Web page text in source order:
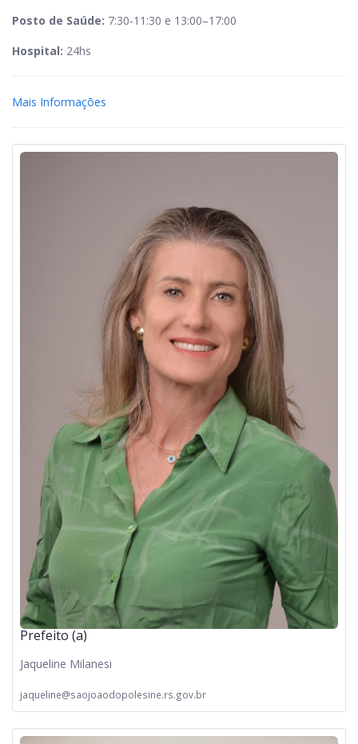
Posto de Saúde: 7:30-11:30 e 13:00–17:00
Hospital: 24hs
Mais Informações
Prefeito (a)
Jaqueline Milanesi
jaqueline@saojoaodopolesine.rs.gov.br